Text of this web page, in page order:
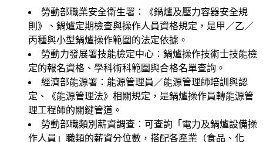
勞動部職業安全衛生署 ：《鍋爐及壓力容器安全規
則》、鍋爐定期檢查與操作人員資格規定，是甲／乙／
丙種與小型鍋爐操作範圍的法定依據。
勞動力發展署技能檢定中心 ：鍋爐操作技術士技能檢
定的報名資格、學科術科範圍與合格名單查詢。
經濟部能源署 ：能源管理員／能源管理師培訓與認
定、《能源管理法》相關規定，是鍋爐操作員轉能源管
理工程師的關鍵管道。
勞動部職類別薪資調查 ：可查詢「電力及鍋爐設備操
作人員」職類的薪資分位數，搭配各產業（食品、化